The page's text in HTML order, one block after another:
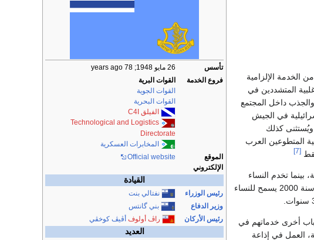
تأسس 26 مايو 1948
; 78 years ago
فروع الخدمة
القوات البرية
القوات الجوية
القوات البحرية
الفيلق C4I
Technological and Logistics
Directorate
المخابرات العسكرية
الموقع
الإلكتروني
Official website
القيادة
رئيس الوزراء
نفتالي بنت
وزير الدفاع
بني گانتس
رئيس الأركان
راڤ أولوف أڤيڤ كوخڤي
العديد
فوق 18 سنة. تُستثنى من الخدمة الإلزامية
المتشددين في
داخل المجتمع
في الجيش
كذلك
المتطوعين العرب
[7]
بينما تخدم النساء
فترة سنتين ان لم يُفرزن في أماكن قتالية واقتصر عملهنُ على الأعمال المساندة. منذ سنة 2000 يسمح للنساء
أخرى خدماتهم في
العمل في إذاعة